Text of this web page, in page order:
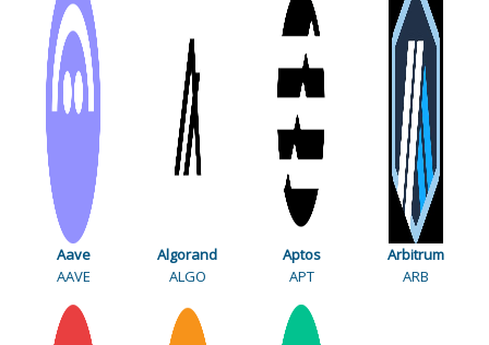
Aave
AAVE
Algorand
ALGO
Aptos
APT
Arbitrum
ARB